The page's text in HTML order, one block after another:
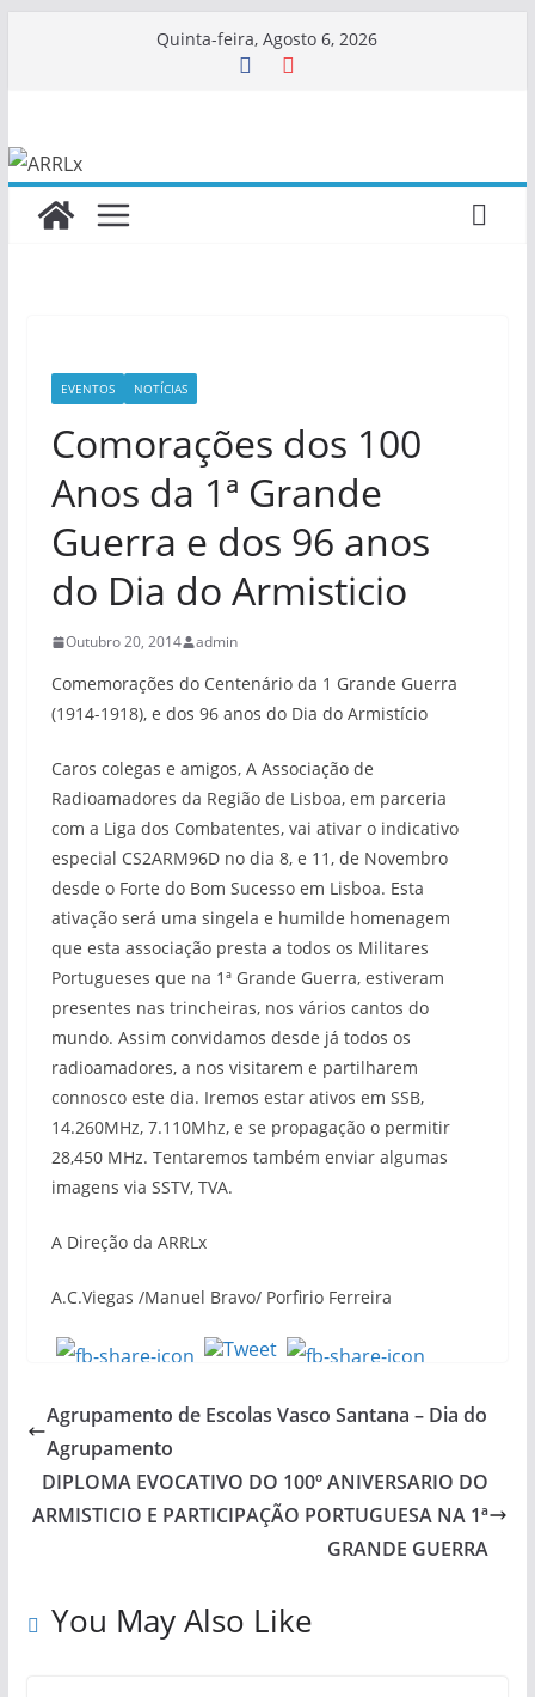
Quinta-feira, Agosto 6, 2026
EVENTOS NOTÍCIAS
Comorações dos 100
Anos da 1ª Grande
Guerra e dos 96 anos
do Dia do Armisticio
Outubro 20, 2014 admin
Comemorações do Centenário da 1 Grande Guerra
(1914-1918), e dos 96 anos do Dia do Armistício
Caros colegas e amigos, A Associação de
Radioamadores da Região de Lisboa, em parceria
com a Liga dos Combatentes, vai ativar o indicativo
especial CS2ARM96D no dia 8, e 11, de Novembro
desde o Forte do Bom Sucesso em Lisboa. Esta
ativação será uma singela e humilde homenagem
que esta associação presta a todos os Militares
Portugueses que na 1ª Grande Guerra, estiveram
presentes nas trincheiras, nos vários cantos do
mundo. Assim convidamos desde já todos os
radioamadores, a nos visitarem e partilharem
connosco este dia. Iremos estar ativos em SSB,
14.260MHz, 7.110Mhz, e se propagação o permitir
28,450 MHz. Tentaremos também enviar algumas
imagens via SSTV, TVA.
A Direção da ARRLx
A.C.Viegas /Manuel Bravo/ Porfirio Ferreira
Agrupamento de Escolas Vasco Santana – Dia do
Agrupamento
DIPLOMA EVOCATIVO DO 100º ANIVERSARIO DO
ARMISTICIO E PARTICIPAÇÃO PORTUGUESA NA 1ª
GRANDE GUERRA
You May Also Like